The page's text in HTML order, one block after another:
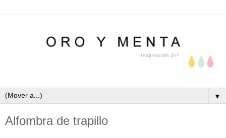
▼
Alfombra de trapillo